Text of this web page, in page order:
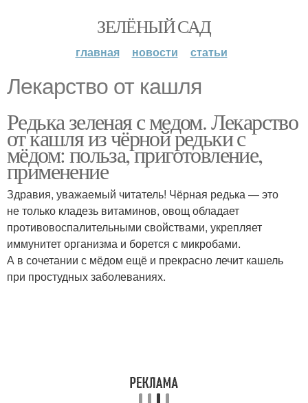
ЗЕЛЁНЫЙ САД
главная новости статьи
Лекарство от кашля
Редька зеленая с медом. Лекарство
от кашля из чёрной редьки с
мёдом: польза, приготовление,
применение
Здравия, уважаемый читатель! Чёрная редька — это
не только кладезь витаминов, овощ обладает
противовоспалительными свойствами, укрепляет
иммунитет организма и борется с микробами.
А в сочетании с мёдом ещё и прекрасно лечит кашель
при простудных заболеваниях.